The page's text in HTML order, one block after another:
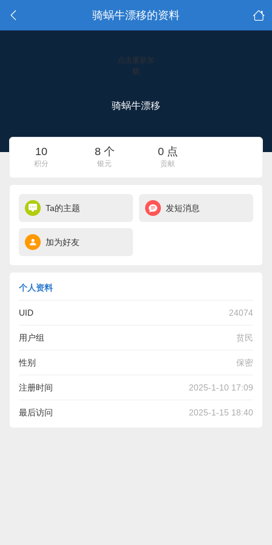
骑蜗牛漂移的资料
点击重新加
载
骑蜗牛漂移
10
积分
8 个
银元
0 点
贡献
Ta的主题 发短消息
加为好友
个人资料
UID 24074
用户组 贫民
性别 保密
注册时间 2025-1-10 17:09
最后访问 2025-1-15 18:40